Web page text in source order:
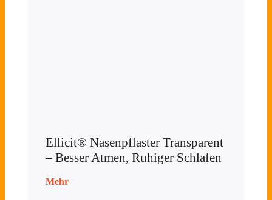
Ellicit® Nasenpflaster Transparent
– Besser Atmen, Ruhiger Schlafen
Mehr